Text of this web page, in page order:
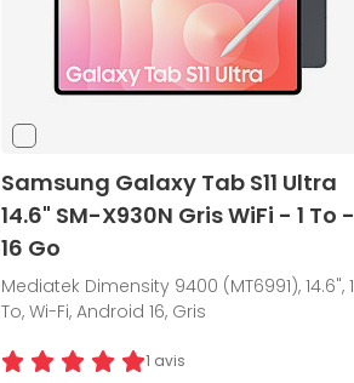
Samsung Galaxy Tab S11 Ultra
14.6" SM-X930N Gris WiFi - 1 To -
16 Go
Mediatek Dimensity 9400 (MT6991), 14.6", 1
To, Wi-Fi, Android 16, Gris
1 avis